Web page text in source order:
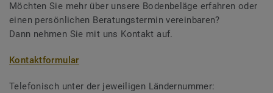
Möchten Sie mehr über unsere Bodenbeläge erfahren oder
einen persönlichen Beratungstermin vereinbaren?
Dann nehmen Sie mit uns Kontakt auf.
Kontaktformular
Telefonisch unter der jeweiligen Ländernummer: